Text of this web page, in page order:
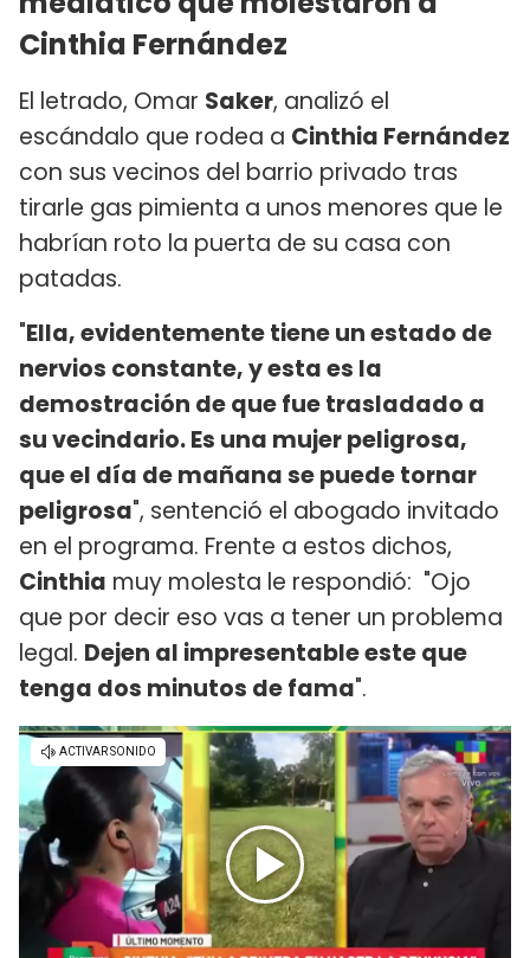
Cinthia Fernández
El letrado, Omar Saker, analizó el
escándalo que rodea a Cinthia Fernández
con sus vecinos del barrio privado tras
tirarle gas pimienta a unos menores que le
habrían roto la puerta de su casa con
patadas.
"Ella, evidentemente tiene un estado de
nervios constante, y esta es la
demostración de que fue trasladado a
su vecindario. Es una mujer peligrosa,
que el día de mañana se puede tornar
peligrosa", sentenció el abogado invitado
en el programa. Frente a estos dichos,
Cinthia muy molesta le respondió: "Ojo
que por decir eso vas a tener un problema
legal. Dejen al impresentable este que
tenga dos minutos de fama".